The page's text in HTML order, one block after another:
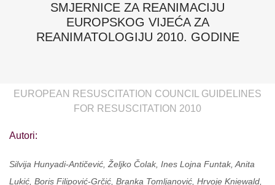
SMJERNICE ZA REANIMACIJU
EUROPSKOG VIJEĆA ZA
REANIMATOLOGIJU 2010. GODINE
EUROPEAN RESUSCITATION COUNCIL GUIDELINES
FOR RESUSCITATION 2010
Autori:
Silvija Hunyadi-Antičević, Željko Čolak, Ines Lojna Funtak, Anita
Lukić, Boris Filipović-Grčić, Branka Tomljanović, Hrvoje Kniewald,